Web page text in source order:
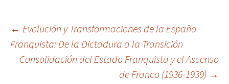
Navegación
de
← Evolución y Transformaciones de la España
Franquista: De la Dictadura a la Transición
Consolidación del Estado Franquista y el Ascenso
de Franco (1936-1939) →